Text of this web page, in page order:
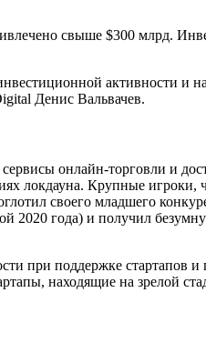
свыше $300 млрд.
активности и
Денис Вальвачев.
онлайн-торговли и
локдауна. Крупные игроки,
своего младшего
2020 года) и получил
при поддержке стартапов и
находящие на зрелой